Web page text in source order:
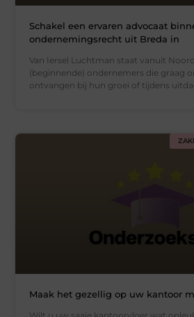
Schakel een ervaren advocaat
ondernemingsrecht uit Breda in
Van Iersel Luchtman staat vanuit
(beginnende) ondernemers die graag
ontvangen bij hun groei of tijdens
Maak het gezellig op uw kantoor